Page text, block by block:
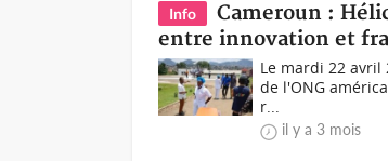
Info
Cameroun :
entre innovation et
Le mardi 22 avril
de l'ONG
r...
il y a 3 mois